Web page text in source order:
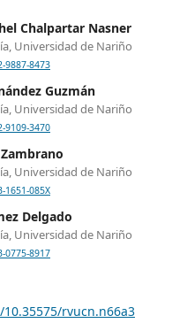
Chalpartar Nasner
Universidad de Nariño
9887-8473
Guzmán
Universidad de Nariño
9109-3470
Universidad de Nariño
1651-085X
Delgado
Universidad de Nariño
0775-8917
rvucn.n66a3